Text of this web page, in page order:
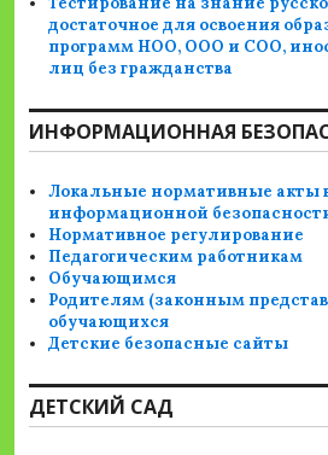
достаточное для освоения
программ НОО, ООО и СОО,
лиц без гражданства
ИНФОРМАЦИОННАЯ
Локальные нормативные акты
информационной
Нормативное регулирование
Педагогическим работникам
Обучающимся
Родителям (законным
обучающихся
Детские безопасные сайты
ДЕТСКИЙ САД